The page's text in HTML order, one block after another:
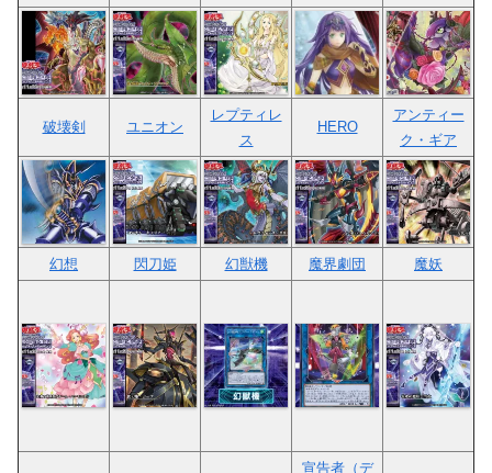
破壊剣 ユニオン
レプティレ
ス
HERO
アンティー
ク・ギア
幻想 閃刀姫 幻獣機 魔界劇団 魔妖
宣告者（デ